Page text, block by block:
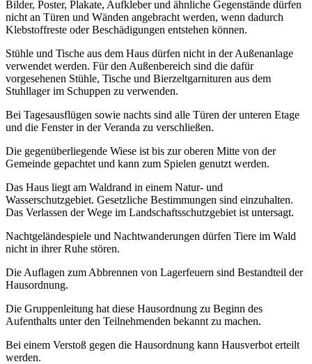
Bilder, Poster, Plakate, Aufkleber und ähnliche Gegenstände dürfen
nicht an Türen und Wänden angebracht werden, wenn dadurch
Klebstoffreste oder Beschädigungen entstehen können.
Stühle und Tische aus dem Haus dürfen nicht in der Außenanlage
verwendet werden. Für den Außenbereich sind die dafür
vorgesehenen Stühle, Tische und Bierzeltgarnituren aus dem
Stuhllager im Schuppen zu verwenden.
Bei Tagesausflügen sowie nachts sind alle Türen der unteren Etage
und die Fenster in der Veranda zu verschließen.
Die gegenüberliegende Wiese ist bis zur oberen Mitte von der
Gemeinde gepachtet und kann zum Spielen genutzt werden.
Das Haus liegt am Waldrand in einem Natur- und
Wasserschutzgebiet. Gesetzliche Bestimmungen sind einzuhalten.
Das Verlassen der Wege im Landschaftsschutzgebiet ist untersagt.
Nachtgeländespiele und Nachtwanderungen dürfen Tiere im Wald
nicht in ihrer Ruhe stören.
Die Auflagen zum Abbrennen von Lagerfeuern sind Bestandteil der
Hausordnung.
Die Gruppenleitung hat diese Hausordnung zu Beginn des
Aufenthalts unter den Teilnehmenden bekannt zu machen.
Bei einem Verstoß gegen die Hausordnung kann Hausverbot erteilt
werden.